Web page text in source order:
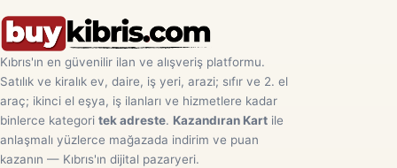
Kıbrıs'ın en güvenilir ilan ve alışveriş platformu.
Satılık ve kiralık ev, daire, iş yeri, arazi; sıfır ve 2. el
araç; ikinci el eşya, iş ilanları ve hizmetlere kadar
binlerce kategori tek adreste. Kazandıran Kart ile
anlaşmalı yüzlerce mağazada indirim ve puan
kazanın — Kıbrıs'ın dijital pazaryeri.